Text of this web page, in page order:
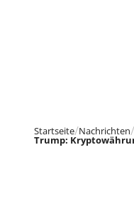
Startseite Nachrichten
Trump: